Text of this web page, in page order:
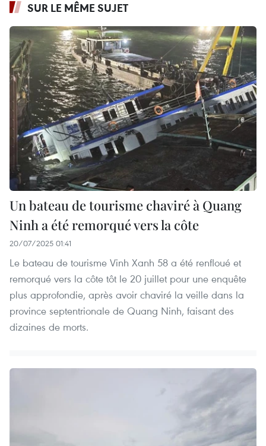
SUR LE MÊME SUJET
Un bateau de tourisme chaviré à Quang
Ninh a été remorqué vers la côte
20/07/2025 01:41
Le bateau de tourisme Vinh Xanh 58 a été renfloué et
remorqué vers la côte tôt le 20 juillet pour une enquête
plus approfondie, après avoir chaviré la veille dans la
province septentrionale de Quang Ninh, faisant des
dizaines de morts.